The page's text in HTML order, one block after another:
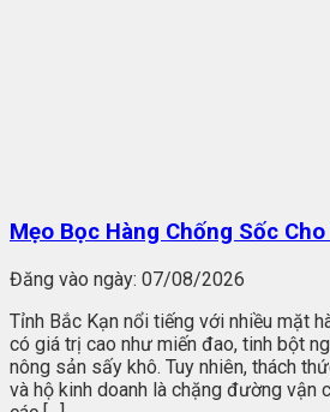
Mẹo Bọc Hàng Chống Sốc
Đăng vào ngày: 07/08/2026
Tỉnh Bắc Kạn nổi tiếng với nhiều mặt
có giá trị cao như miến đao, tinh bột
nông sản sấy khô. Tuy nhiên, thách
và hộ kinh doanh là chặng đường vận